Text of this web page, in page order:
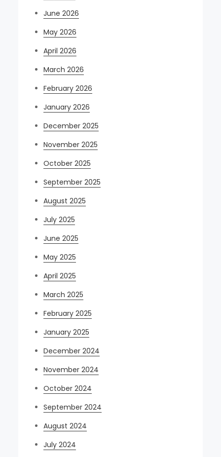
June 2026
May 2026
April 2026
March 2026
February 2026
January 2026
December 2025
November 2025
October 2025
September 2025
August 2025
July 2025
June 2025
May 2025
April 2025
March 2025
February 2025
January 2025
December 2024
November 2024
October 2024
September 2024
August 2024
July 2024